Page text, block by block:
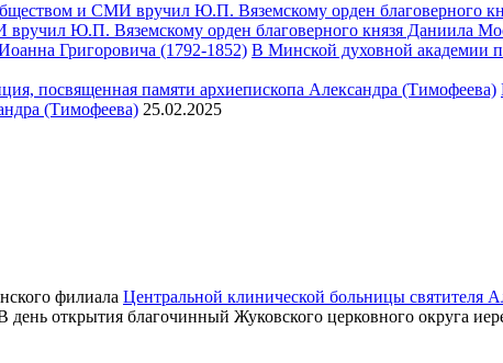
Ю.П. Вяземскому орден благоверного князя Даниила
В Минской духовной академии
(Тимофеева) 25.02.2025
филиала Центральной клинической больницы святителя
день открытия благочинный Жуковского церковного округа